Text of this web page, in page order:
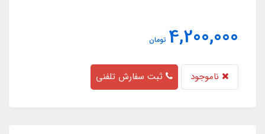
4,200,000 تومان
ناموجود ثبت سفارش تلفنی